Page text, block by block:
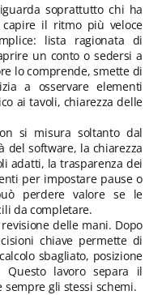
soprattutto chi ha
il ritmo più veloce
lista ragionata di
un conto o sedersi a
lo comprende, smette di
a osservare elementi
ai tavoli, chiarezza delle
si misura soltanto dal
del software, la chiarezza
adatti, la trasparenza dei
per impostare pause o
perdere valore se le
da completare.
delle mani. Dopo
chiave permette di
sbagliato, posizione
Questo lavoro separa il
gli stessi schemi.